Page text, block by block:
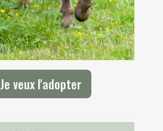
Je veux l'adopter